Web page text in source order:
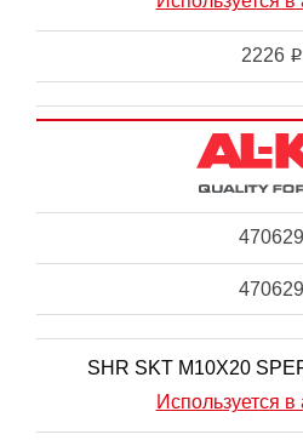
2226 i
470629
470629
SHR SKT M10X20
Используется в